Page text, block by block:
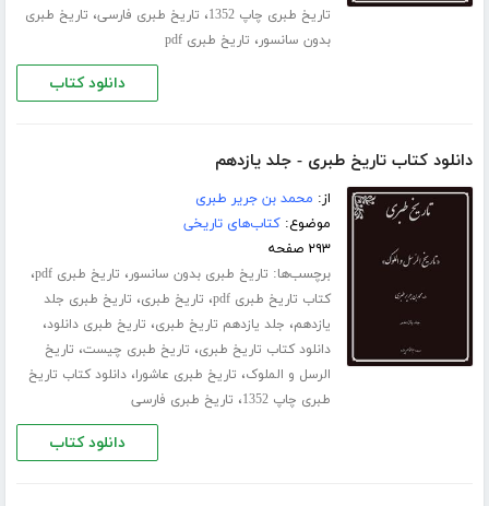
تاریخ طبری چاپ 1352
، تاریخ طبری فارسی، تاریخ طبری
بدون سانسور، تاریخ طبری pdf
دانلود کتاب
دانلود کتاب تاریخ طبری - جلد یازدهم
از: محمد بن جریر طبری
موضوع:کتاب‌های تاریخی
۲۹۳ صفحه
برچسب‌ها: تاریخ طبری بدون سانسور، تاریخ طبری pdf ،
کتاب تاریخ طبری pdf ، تاریخ طبری، تاریخ طبری جلد
‌یازدهم، جلد یازدهم تاریخ طبری، تاریخ طبری دانلود،
دانلود کتاب تاریخ طبری، تاریخ طبری چیست، تاریخ
الرسل و الملوک، تاریخ طبری عاشورا،دانلود کتاب تاریخ
طبری چاپ 1352
، تاریخ طبری فارسی
دانلود کتاب